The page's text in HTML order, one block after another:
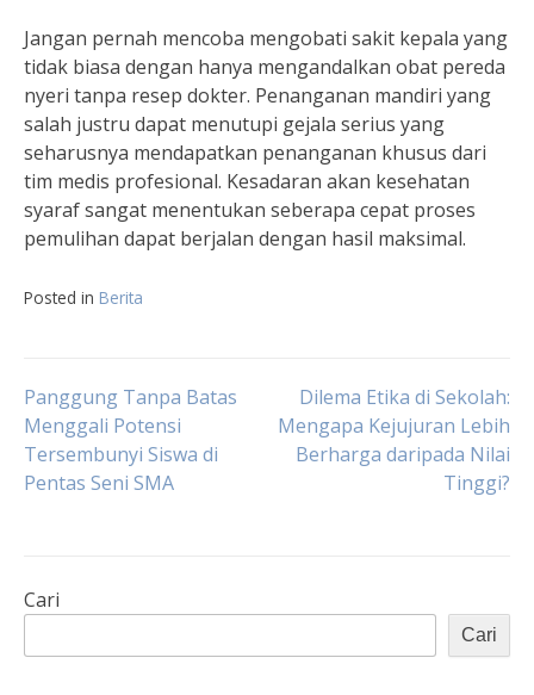
Jangan pernah mencoba mengobati sakit kepala yang
tidak biasa dengan hanya mengandalkan obat pereda
nyeri tanpa resep dokter. Penanganan mandiri yang
salah justru dapat menutupi gejala serius yang
seharusnya mendapatkan penanganan khusus dari
tim medis profesional. Kesadaran akan kesehatan
syaraf sangat menentukan seberapa cepat proses
pemulihan dapat berjalan dengan hasil maksimal.
Posted in Berita
Navigasi
pos
Panggung Tanpa Batas
Menggali Potensi
Tersembunyi Siswa di
Pentas Seni SMA
Dilema Etika di Sekolah:
Mengapa Kejujuran Lebih
Berharga daripada Nilai
Tinggi?
Cari
Cari